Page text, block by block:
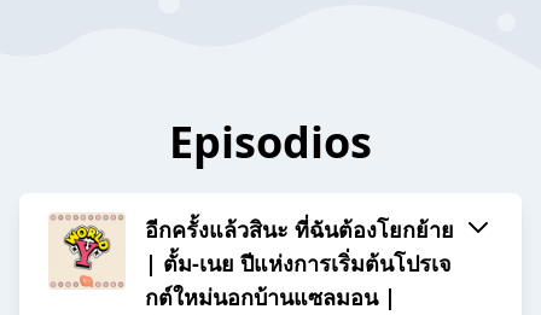
Episodios
อีกครั้งแล้วสินะ ที่ฉันต้องโยกย้าย
| ตั้ม-เนย ปีแห่งการเริ่มต้นโปรเจ
กต์ใหม่นอกบ้านแซลมอน |